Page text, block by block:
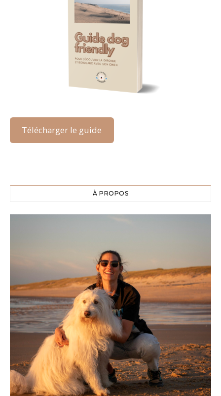
Télécharger le guide
À PROPOS